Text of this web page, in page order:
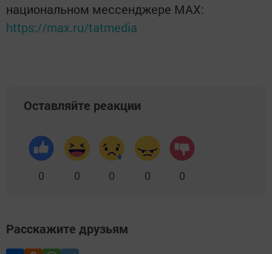
национальном мессенджере MАХ:
https://max.ru/tatmedia
Оставляйте реакции
0 0 0 0 0
Расскажите друзьям